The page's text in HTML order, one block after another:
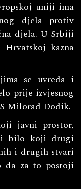
uniji ima
djela protiv
djela. U Srbiji
Hrvatskoj kazna
se uvreda i
prije izvjesnog
Milorad Dodik.
javni prostor,
i bilo koji drugi
i drugih stvari
da za to postoji